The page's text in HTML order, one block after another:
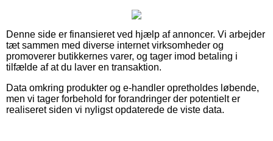
Denne side er finansieret ved hjælp af annoncer. Vi arbejder
tæt sammen med diverse internet virksomheder og
promoverer butikkernes varer, og tager imod betaling i
tilfælde af at du laver en transaktion.
Data omkring produkter og e-handler opretholdes løbende,
men vi tager forbehold for forandringer der potentielt er
realiseret siden vi nyligst opdaterede de viste data.